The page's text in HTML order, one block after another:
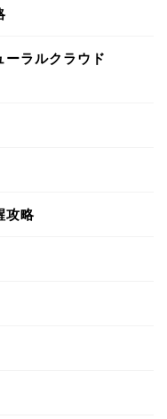
ーラルクラウド
攻略